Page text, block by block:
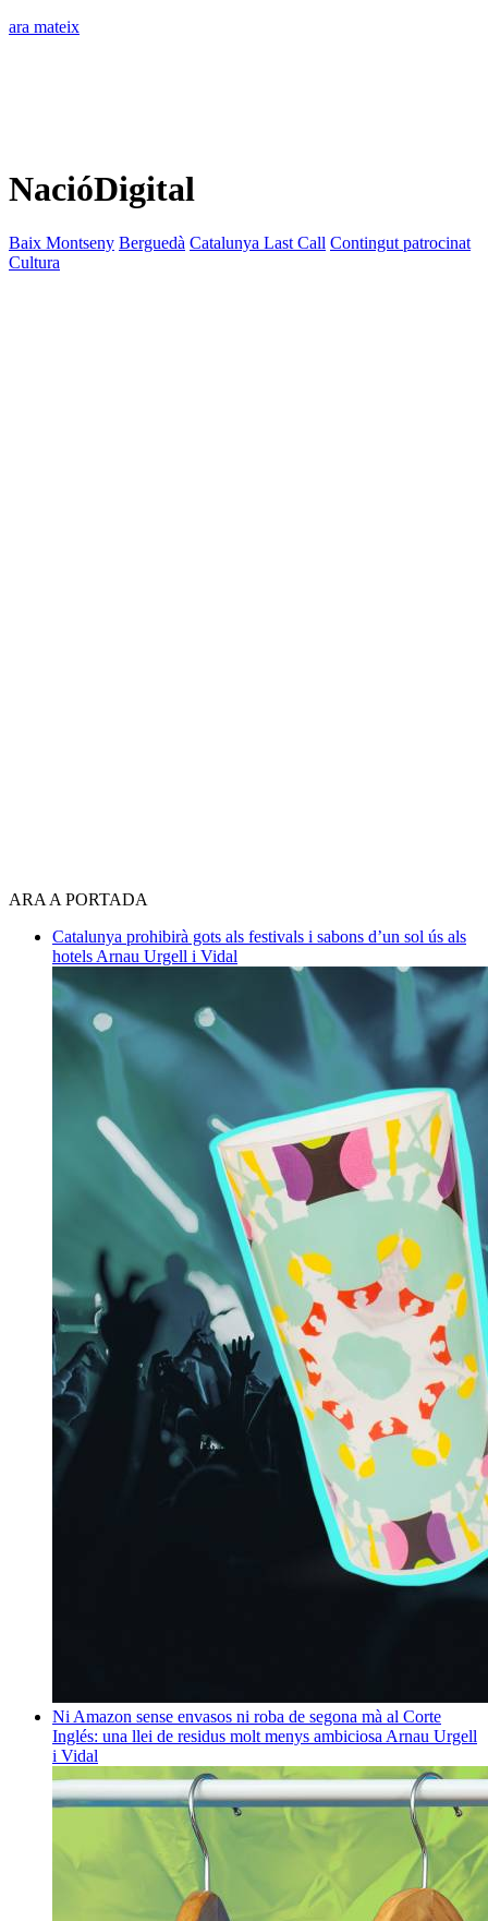
ara mateix
NacióDigital
Baix Montseny Berguedà Catalunya Last Call Contingut patrocinat
Cultura
ARA A PORTADA
Catalunya prohibirà gots als festivals i sabons d’un sol ús als
hotels Arnau Urgell i Vidal
Ni Amazon sense envasos ni roba de segona mà al Corte
Inglés: una llei de residus molt menys ambiciosa Arnau Urgell
i Vidal